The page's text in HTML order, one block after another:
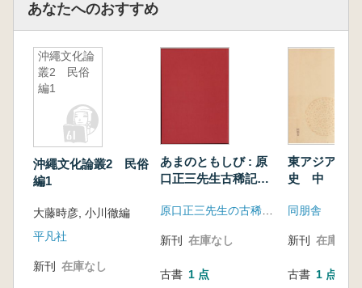
あなたへのおすすめ
沖繩文化論
叢2 民俗
編1
沖繩文化論叢2 民俗
編1
大藤時彦, 小川徹編
平凡社
新刊 在庫なし
あまのともしび : 原
口正三先生古稀記念
新刊 在庫なし
古書 1 点
東アジアの
史 中
同朋舎
新刊 在庫なし
古書 1 点